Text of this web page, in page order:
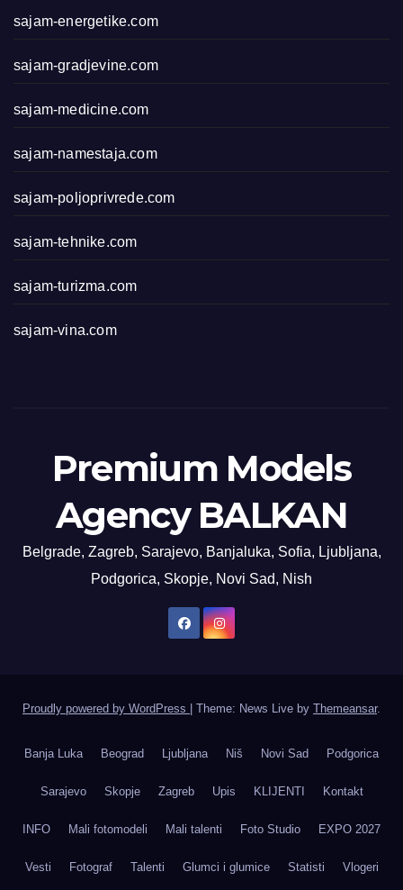
sajam-energetike.com
sajam-gradjevine.com
sajam-medicine.com
sajam-namestaja.com
sajam-poljoprivrede.com
sajam-tehnike.com
sajam-turizma.com
sajam-vina.com
Premium Models
Agency BALKAN
Belgrade, Zagreb, Sarajevo, Banjaluka, Sofia, Ljubljana,
Podgorica, Skopje, Novi Sad, Nish
Proudly powered by WordPress Theme: News Live by Themeansar.
Banja Luka Beograd Ljubljana Niš Novi Sad Podgorica
Sarajevo Skopje Zagreb Upis KLIJENTI Kontakt
INFO Mali fotomodeli Mali talenti Foto Studio EXPO 2027
Vesti Fotograf Talenti Glumci i glumice Statisti Vlogeri